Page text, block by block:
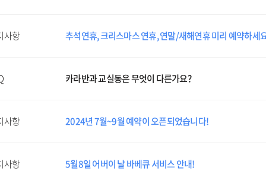
사항 추석연휴, 크리스마스 연휴, 연말/새해연휴 미리 예약하세
카라반과 교실동은 무엇이 다른가요?
사항 2024년 7월~9월 예약이 오픈되었습니다!
사항 5월8일 어버이 날 바베큐 서비스 안내!